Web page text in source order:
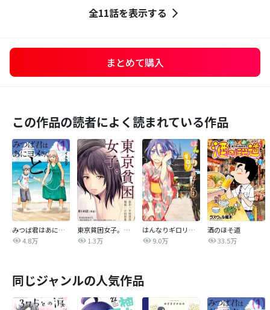
全11話を表示する
まとめて購入
この作品の読者によく読まれている作品
みつば君はあにヨメさんと。
4.8万
東京貧困女子。【単話】
1.3万
はんなりギロリの頼子さん
9.0万
酒のほそ道
33.5万
同じジャンルの人気作品